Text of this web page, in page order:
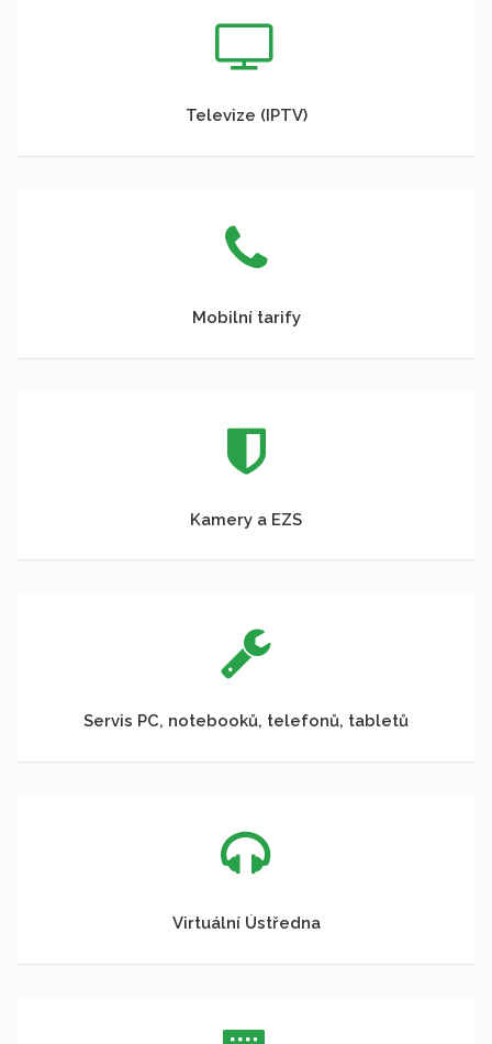
Televize (IPTV)
Mobilní tarify
Kamery a EZS
Servis PC, notebooků, telefonů, tabletů
Virtuální Ústředna